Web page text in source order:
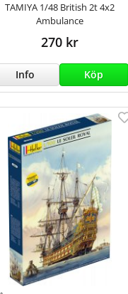
TAMIYA 1/48 British 2t 4x2
Ambulance
270 kr
Info Köp